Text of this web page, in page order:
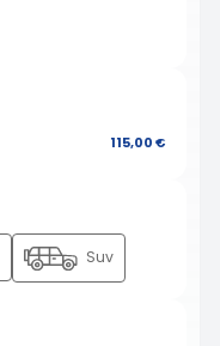
115,00 €
Suv